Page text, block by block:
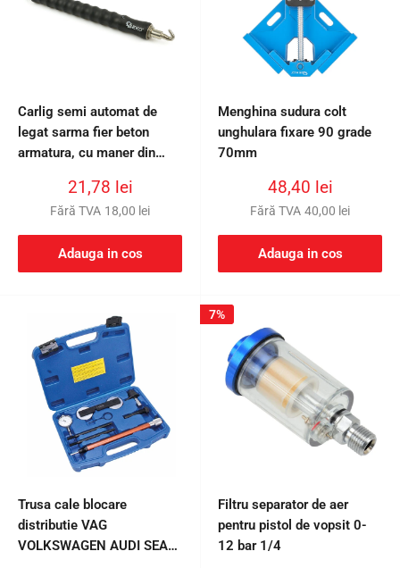
Carlig semi automat de
legat sarma fier beton
armatura, cu maner din
Preț
redus
21,78 lei
Fără TVA 18,00 lei
Adauga in cos
Menghina sudura colt
unghulara fixare 90 grade
70mm
Preț
redus
48,40 lei
Fără TVA 40,00 lei
Adauga in cos
Trusa cale blocare
distributie VAG
VOLKSWAGEN AUDI SEAT
7%
Filtru separator de aer
pentru pistol de vopsit 0-
12 bar 1/4